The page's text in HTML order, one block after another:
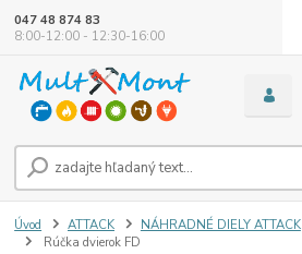
047 48 874 83
8:00-12:00 - 12:30-16:00
Úvod ATTACK NÁHRADNÉ DIELY ATTACK
Rúčka dvierok FD